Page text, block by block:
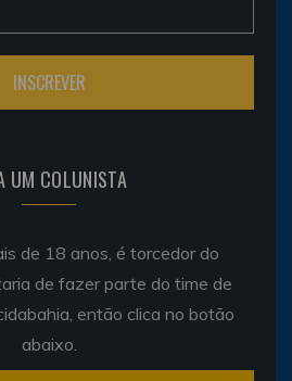
UM COLUNISTA
de 18 anos, é torcedor do
de fazer parte do time de
então clica no botão
abaixo.